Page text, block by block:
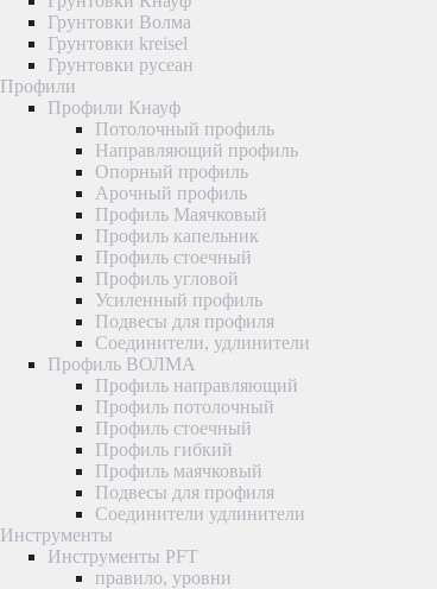
Грунтовки Волма
Грунтовки kreisel
Грунтовки русеан
Профили
Профили Кнауф
Потолочный профиль
Направляющий профиль
Опорный профиль
Арочный профиль
Профиль Маячковый
Профиль капельник
Профиль стоечный
Профиль угловой
Усиленный профиль
Подвесы для профиля
Соединители, удлинители
Профиль ВОЛМА
Профиль направляющий
Профиль потолочный
Профиль стоечный
Профиль гибкий
Профиль маячковый
Подвесы для профиля
Соединители удлинители
Инструменты
Инструменты PFT
правило, уровни